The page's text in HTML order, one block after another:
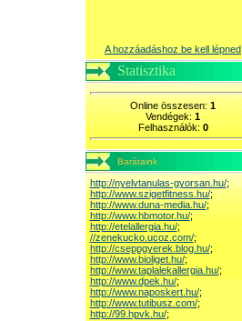
A hozzáadáshoz be kell lépned
Statisztika
Online összesen:1
Vendégek:1
Felhasználók:0
Barátaink
http://nyelvtanulas-gyorsan.hu/;
http://www.szigetfitness.hu/;
http://www.duna-media.hu/;
http://www.hbmotor.hu/;
http://etelallergia.hu/;
//zenekucko.ucoz.com/;
http://cseppgyerek.blog.hu/;
http://www.bioliget.hu/;
http://www.taplalekallergia.hu/;
http://www.dpek.hu/;
http://www.naposkert.hu/;
http://www.tutibusz.com/;
http://99.hpvk.hu/;